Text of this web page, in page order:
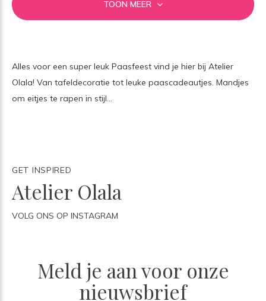
TOON MEER
Alles voor een super leuk Paasfeest vind je hier bij Atelier
Olala! Van tafeldecoratie tot leuke paascadeautjes. Mandjes
om eitjes te rapen in stijl...
GET INSPIRED
Atelier Olala
VOLG ONS OP INSTAGRAM
Meld je aan voor onze
nieuwsbrief